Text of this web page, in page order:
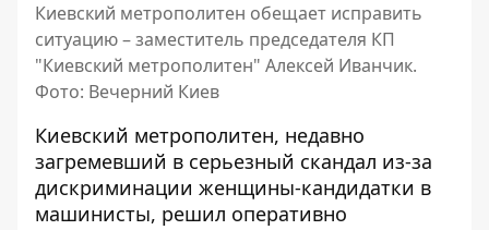
Киевский метрополитен обещает исправить
ситуацию – заместитель председателя КП
"Киевский метрополитен" Алексей Иванчик.
Фото: Вечерний Киев
Киевский метрополитен, недавно
загремевший в серьезный скандал из-за
дискриминации женщины-кандидатки в
машинисты, решил оперативно